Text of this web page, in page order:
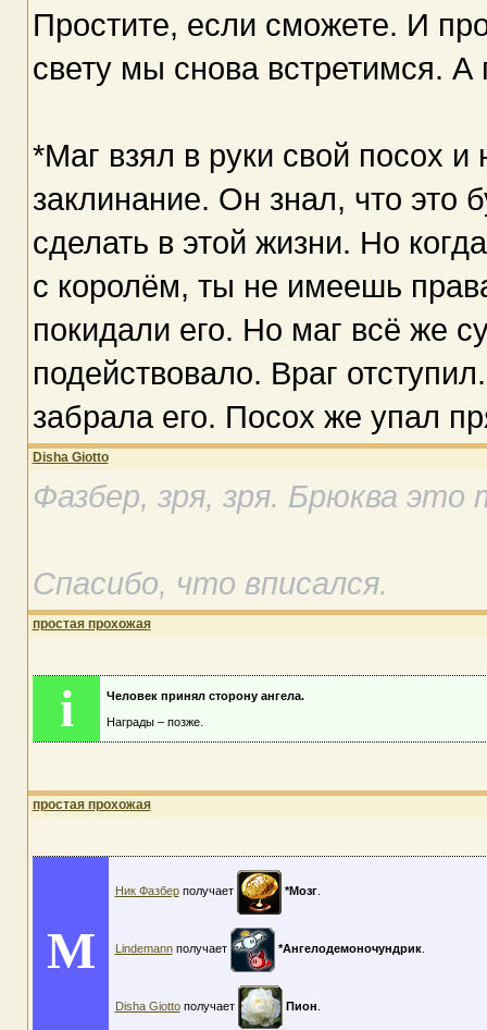
Простите, если сможете. И
свету мы снова встретимся. А
*Маг взял в руки свой посох и
заклинание. Он знал, что это
сделать в этой жизни. Но
с королём, ты не имеешь
покидали его. Но маг всё же
подействовало. Враг
забрала его. Посох же упал
Disha Giotto
Фазбер, зря, зря. Брюква это
Спасибо, что вписался.
простая прохожая
i
Человек принял сторону ангела.
Награды – позже.
простая прохожая
M
Ник Фазберполучает *Мозг.
Lindemannполучает *Ангелодемоночундрик.
Disha Giottoполучает Пион.